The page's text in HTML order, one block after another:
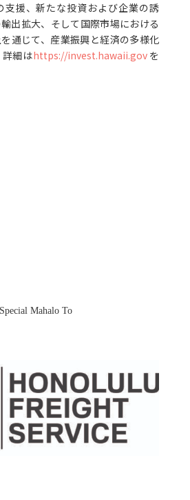
支援、新たな投資および企業の誘
出拡大、そして国際市場における
通じて、産業振興と経済の多様化
細はhttps://invest.hawaii.govを
Special Mahalo To